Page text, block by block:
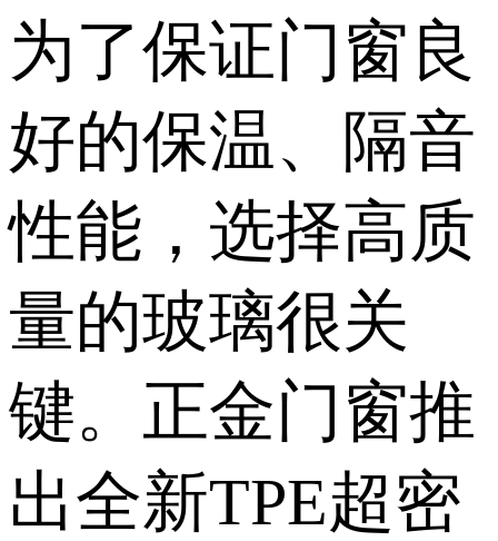
为了保证门窗良
好的保温、隔音
性能，选择高质
量的玻璃很关
键。正金门窗推
出全新TPE超密